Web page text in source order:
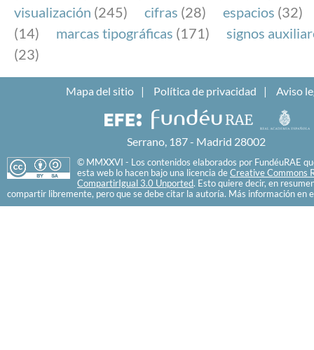
visualización (245) cifras (28) espacios (32)
(14)
marcas tipográficas (171)
signos
(23)
Mapa del sitio Política de privacidad Aviso
Serrano, 187 - Madrid 28002
© MMXXVI - Los contenidos elaborados por FundéuRAE
esta web lo hacen bajo una licencia de Creative Commons
CompartirIgual 3.0 Unported. Esto quiere decir, en
compartir libremente, pero que se debe citar la autoría. Más información en